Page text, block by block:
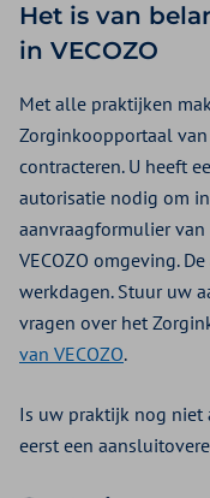
Het is van
in VECOZO
Met alle praktijken
Zorginkoopportaal van
contracteren. U heeft
autorisatie nodig om
aanvraagformulier
VECOZO omgeving.
werkdagen. Stuur uw
vragen over het
van VECOZO.
Is uw praktijk nog niet
eerst een